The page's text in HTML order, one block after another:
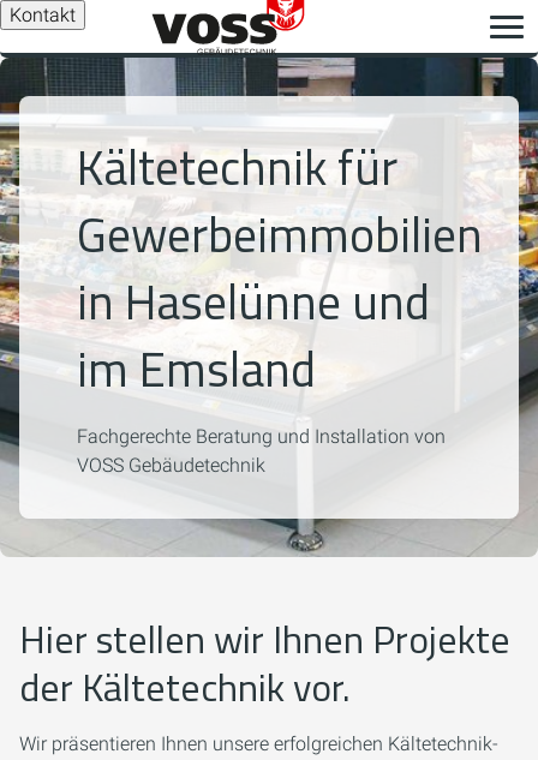
Kontakt
Kältetechnik für
Gewerbeimmobilien
in Haselünne und
im Emsland
Fachgerechte Beratung und Installation von
VOSS Gebäudetechnik
Hier stellen wir Ihnen Projekte
der Kältetechnik vor.
Wir präsentieren Ihnen unsere erfolgreichen Kältetechnik-